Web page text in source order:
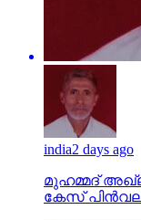
india2 days ago
മുഹമ്മദ്
കേസ്